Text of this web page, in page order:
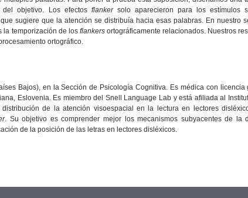
objetivo. Los efectos flankersolo aparecieron para los estímulos
sugiere que la atención se distribuía hacia esas palabras. En nuestro
la temporización de los flankersortográficamente relacionados. Nuestros
ortográfico.
Bajos), en la Sección de Psicología Cognitiva. Es médica con licencia
Eslovenia. Es miembro del Snell Language Lab y está afiliada al
de la atención visoespacial en la lectura en lectores
. Su objetivo es comprender mejor los mecanismos subyacentes de la
de la posición de las letras en lectores disléxicos.